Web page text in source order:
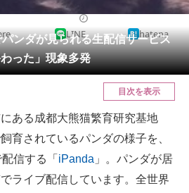
リサーチ
ンド
未来
ンダが見られる生配信サービス
った」現象多発
LINE hatena
目次を表示
ある成都大熊猫繁育研究基地
育されているパンダの様子を、
信する「 iPanda 」。パンダが居
ライブ配信しています。全世界